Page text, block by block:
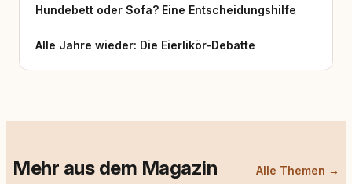
Hundebett oder Sofa? Eine Entscheidungshilfe
Alle Jahre wieder: Die Eierlikör-Debatte
Mehr aus dem Magazin Alle Themen →